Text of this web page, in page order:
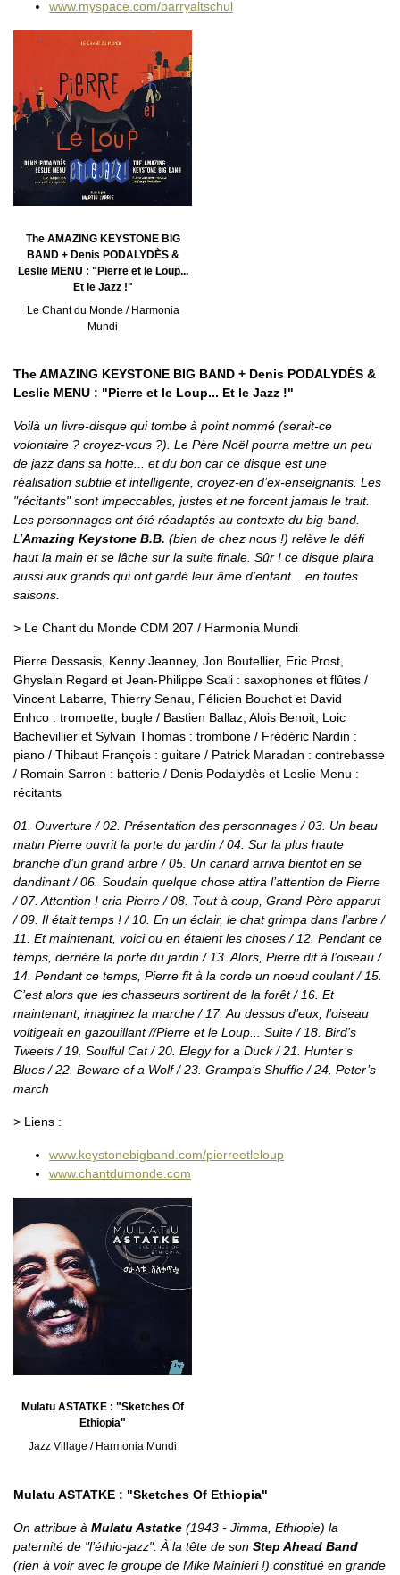
www.myspace.com/barryaltschul‎
The AMAZING KEYSTONE BIG
BAND + Denis PODALYDÈS &
Leslie MENU : "Pierre et le Loup...
Et le Jazz !"
Le Chant du Monde / Harmonia
Mundi
The AMAZING KEYSTONE BIG BAND + Denis PODALYDÈS &
Leslie MENU : "Pierre et le Loup... Et le Jazz !"
Voilà un livre-disque qui tombe à point nommé (serait-ce
volontaire ? croyez-vous ?). Le Père Noël pourra mettre un peu
de jazz dans sa hotte... et du bon car ce disque est une
réalisation subtile et intelligente, croyez-en d’ex-enseignants. Les
"récitants" sont impeccables, justes et ne forcent jamais le trait.
Les personnages ont été réadaptés au contexte du big-band.
L’Amazing Keystone B.B. (bien de chez nous !) relève le défi
haut la main et se lâche sur la suite finale. Sûr ! ce disque plaira
aussi aux grands qui ont gardé leur âme d’enfant... en toutes
saisons.
> Le Chant du Monde CDM 207 / Harmonia Mundi
Pierre Dessasis, Kenny Jeanney, Jon Boutellier, Eric Prost,
Ghyslain Regard et Jean-Philippe Scali : saxophones et flûtes /
Vincent Labarre, Thierry Senau, Félicien Bouchot et David
Enhco : trompette, bugle / Bastien Ballaz, Alois Benoit, Loic
Bachevillier et Sylvain Thomas : trombone / Frédéric Nardin :
piano / Thibaut François : guitare / Patrick Maradan : contrebasse
/ Romain Sarron : batterie / Denis Podalydès et Leslie Menu :
récitants
01. Ouverture / 02. Présentation des personnages / 03. Un beau
matin Pierre ouvrit la porte du jardin / 04. Sur la plus haute
branche d’un grand arbre / 05. Un canard arriva bientot en se
dandinant / 06. Soudain quelque chose attira l’attention de Pierre
/ 07. Attention ! cria Pierre / 08. Tout à coup, Grand-Père apparut
/ 09. Il était temps ! / 10. En un éclair, le chat grimpa dans l’arbre /
11. Et maintenant, voici ou en étaient les choses / 12. Pendant ce
temps, derrière la porte du jardin / 13. Alors, Pierre dit à l’oiseau /
14. Pendant ce temps, Pierre fit à la corde un noeud coulant / 15.
C’est alors que les chasseurs sortirent de la forêt / 16. Et
maintenant, imaginez la marche / 17. Au dessus d’eux, l’oiseau
voltigeait en gazouillant //Pierre et le Loup... Suite / 18. Bird’s
Tweets / 19. Soulful Cat / 20. Elegy for a Duck / 21. Hunter’s
Blues / 22. Beware of a Wolf / 23. Grampa’s Shuffle / 24. Peter’s
march
> Liens :
www.keystonebigband.com/pierreetleloup
www.chantdumonde.com
Mulatu ASTATKE : "Sketches Of
Ethiopia"
Jazz Village / Harmonia Mundi
Mulatu ASTATKE : "Sketches Of Ethiopia"
On attribue à Mulatu Astatke (1943 - Jimma, Ethiopie) la
paternité de "l’éthio-jazz". À la tête de son Step Ahead Band
(rien à voir avec le groupe de Mike Mainieri !) constitué en grande